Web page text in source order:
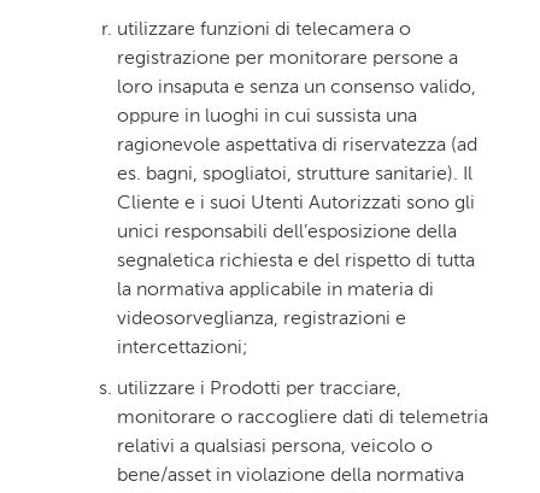
utilizzare funzioni di telecamera o
registrazione per monitorare persone a
loro insaputa e senza un consenso valido,
oppure in luoghi in cui sussista una
ragionevole aspettativa di riservatezza (ad
es. bagni, spogliatoi, strutture sanitarie). Il
Cliente e i suoi Utenti Autorizzati sono gli
unici responsabili dell’esposizione della
segnaletica richiesta e del rispetto di tutta
la normativa applicabile in materia di
videosorveglianza, registrazioni e
intercettazioni;
utilizzare i Prodotti per tracciare,
monitorare o raccogliere dati di telemetria
relativi a qualsiasi persona, veicolo o
bene/asset in violazione della normativa